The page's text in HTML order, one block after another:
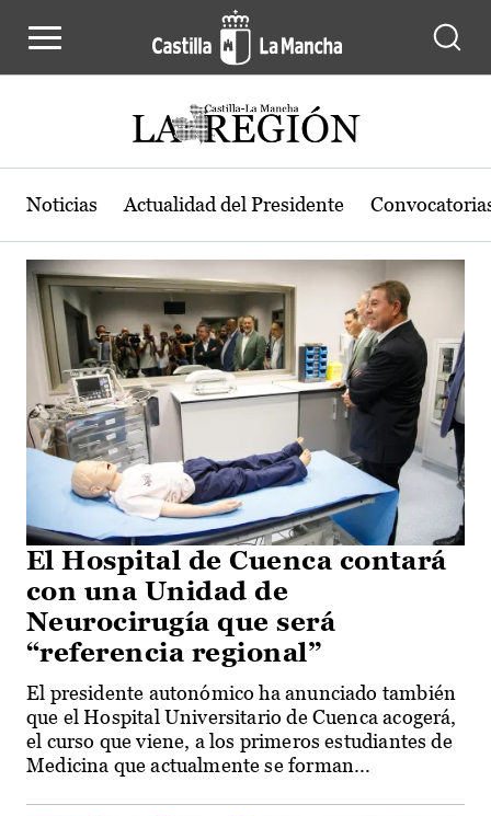
Actualidad de la región de Castilla-
Noticias Actualidad del Presidente
El Hospital de Cuenca contará
con una Unidad de
Neurocirugía que será
“referencia regional”
El presidente autonómico ha anunciado también
que el Hospital Universitario de Cuenca acogerá,
el curso que viene, a los primeros estudiantes de
Medicina que actualmente se forman...